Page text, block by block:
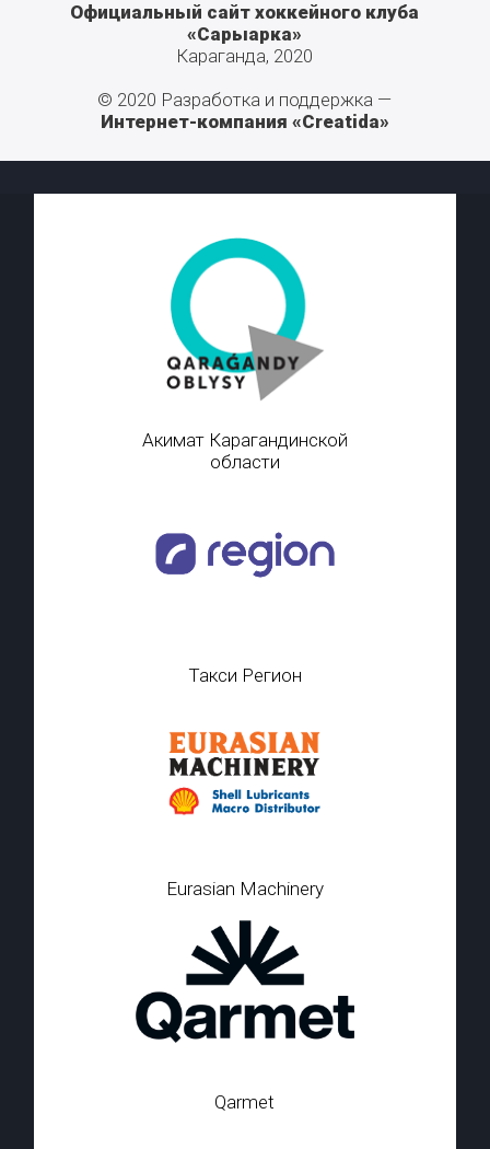
Официальный сайт хоккейного клуба
«Сарыарка»
Караганда, 2020
© 2020 Разработка и поддержка —
Интернет-компания «Creatida»
Акимат Карагандинской
области
Такси Регион
Eurasian Machinery
Qarmet